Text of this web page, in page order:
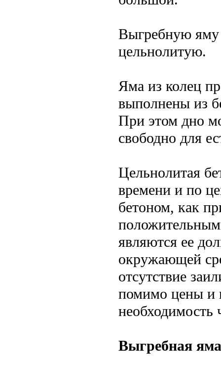
Выгребную яму
цельнолитую.
Яма из колец
выполнены из
При этом дно
свободно для
Цельнолитая
времени и по
бетоном, как
являются ее
окружающей
отсутствие
помимо цены и
необходимость
Выгребная